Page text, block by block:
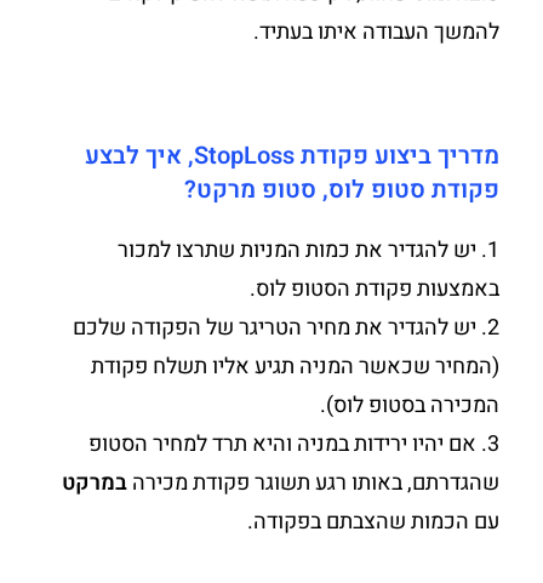
להמשך העבודה איתו בעתיד.
מדריך ביצוע פקודת StopLoss, איך לבצע
פקודת סטופ לוס, סטופ מרקט?
1. יש להגדיר את כמות המניות שתרצו למכור
באמצעות פקודת הסטופ לוס.
2. יש להגדיר את מחיר הטריגר של הפקודה שלכם
(המחיר שכאשר המניה תגיע אליו תשלח פקודת
המכירה בסטופ לוס).
3. אם יהיו ירידות במניה והיא תרד למחיר הסטופ
שהגדרתם, באותו רגע תשוגר פקודת מכירהבמרקט
עם הכמות שהצבתם בפקודה.